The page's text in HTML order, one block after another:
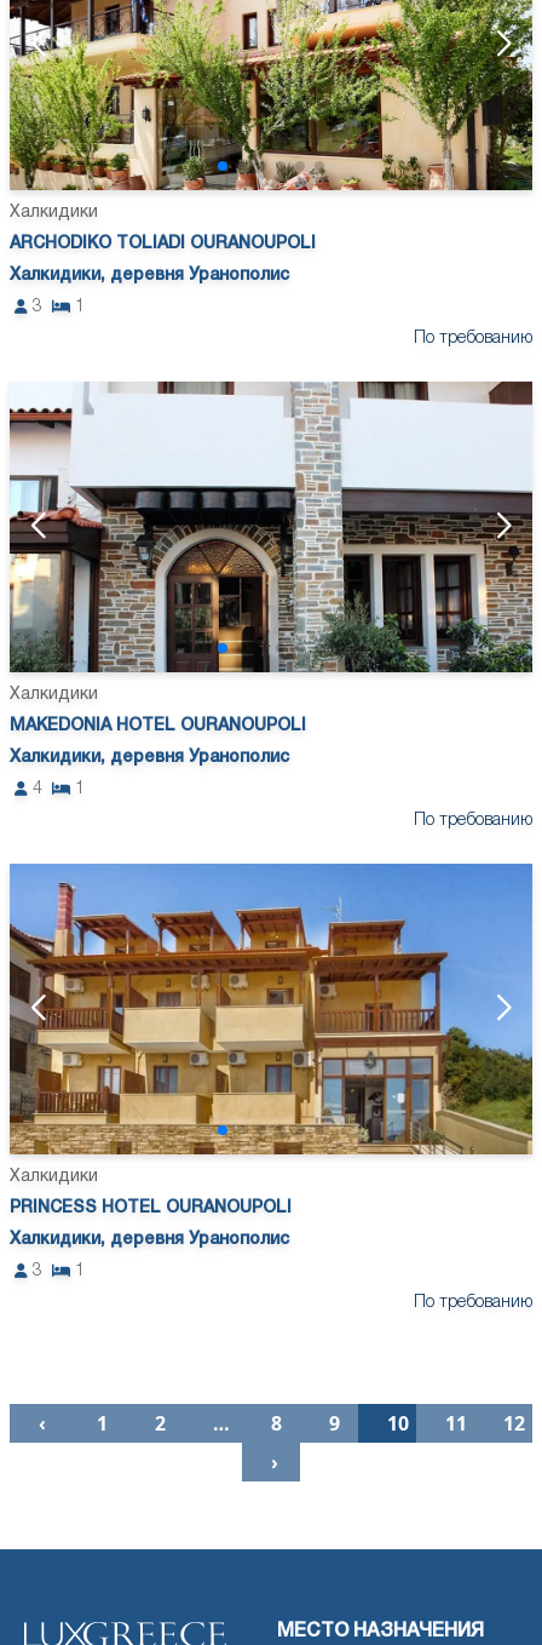
Халкидики
ARCHODIKO TOLIADI OURANOUPOLI
Халкидики, деревня Уранополис
3
1
По требованию
Халкидики
MAKEDONIA HOTEL OURANOUPOLI
Халкидики, деревня Уранополис
4
1
По требованию
Халкидики
PRINCESS HOTEL OURANOUPOLI
Халкидики, деревня Уранополис
3
1
По требованию
‹ 1 2 … 8 9 10 11
12
›
МЕСТО НАЗНАЧЕНИЯ